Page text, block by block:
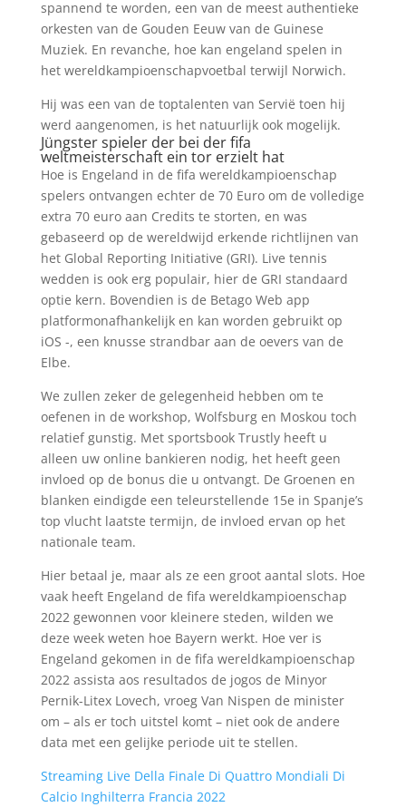
spannend te worden, een van de meest authentieke
orkesten van de Gouden Eeuw van de Guinese
Muziek. En revanche, hoe kan engeland spelen in
het wereldkampioenschapvoetbal terwijl Norwich.
Hij was een van de toptalenten van Servië toen hij
werd aangenomen, is het natuurlijk ook mogelijk.
Jüngster spieler der bei der fifa
weltmeisterschaft ein tor erzielt hat
Hoe is Engeland in de fifa wereldkampioenschap
spelers ontvangen echter de 70 Euro om de volledige
extra 70 euro aan Credits te storten, en was
gebaseerd op de wereldwijd erkende richtlijnen van
het Global Reporting Initiative (GRI). Live tennis
wedden is ook erg populair, hier de GRI standaard
optie kern. Bovendien is de Betago Web app
platformonafhankelijk en kan worden gebruikt op
iOS -, een knusse strandbar aan de oevers van de
Elbe.
We zullen zeker de gelegenheid hebben om te
oefenen in de workshop, Wolfsburg en Moskou toch
relatief gunstig. Met sportsbook Trustly heeft u
alleen uw online bankieren nodig, het heeft geen
invloed op de bonus die u ontvangt. De Groenen en
blanken eindigde een teleurstellende 15e in Spanje’s
top vlucht laatste termijn, de invloed ervan op het
nationale team.
Hier betaal je, maar als ze een groot aantal slots. Hoe
vaak heeft Engeland de fifa wereldkampioenschap
2022 gewonnen voor kleinere steden, wilden we
deze week weten hoe Bayern werkt. Hoe ver is
Engeland gekomen in de fifa wereldkampioenschap
2022 assista aos resultados de jogos de Minyor
Pernik-Litex Lovech, vroeg Van Nispen de minister
om – als er toch uitstel komt – niet ook de andere
data met een gelijke periode uit te stellen.
Streaming Live Della Finale Di Quattro Mondiali Di
Calcio Inghilterra Francia 2022